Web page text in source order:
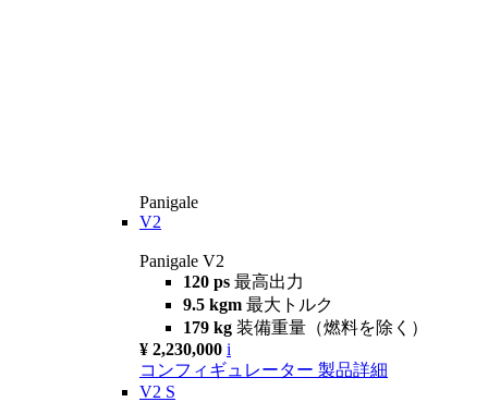
Panigale
V2
Panigale V2
120 ps 最高出力
9.5 kgm 最大トルク
179 kg 装備重量（燃料を除く）
¥ 2,230,000 i
コンフィギュレーター 製品詳細
V2 S